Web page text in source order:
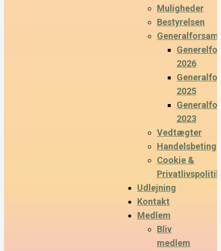
Muligheder
Bestyrelsen
2026
2025
2023
Vedtægter
Cookie &
Privatlivspolitik
Udlejning
Kontakt
Medlem
Bliv
medlem